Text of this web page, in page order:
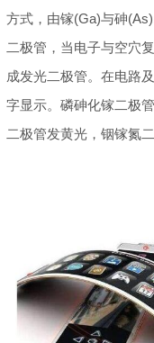
方式，由镓(Ga)与砷
二极管，当电子与空穴
成发光二极管。在电路
字显示。磷砷化镓二极
二极管发黄光，铟镓氮